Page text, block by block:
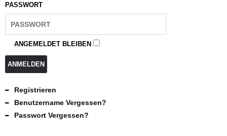
PASSWORT
ANGEMELDET BLEIBEN
ANMELDEN
Registrieren
Benutzername Vergessen?
Passwort Vergessen?